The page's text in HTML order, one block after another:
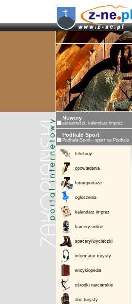
Nowiny
aktualności, kalendarz imprez
Podhale-Sport
Podhale-Sport - sport na Podhalu
felietony
opowiadania
fotoreportaże
ogłoszenia
kalendarz imprez
kamery online
spacery/wycieczki
informator turysty
encyklopedia
ośrodki narciarskie
abc turysty